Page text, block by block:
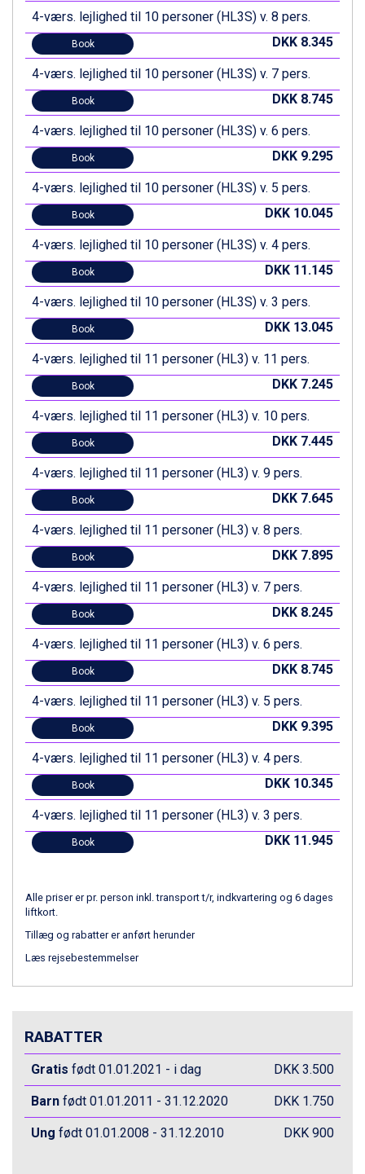
Fieberbrunn fra DKK 6.145
Wagrain fra DKK 4.645
Ischgl fra DKK 7.095
St. Anton fra DKK 7.245
Zell am See fra DKK 4.095
Canazei fra DKK 4.745
Livigno fra DKK 4.145
Ponte di Legno fra DKK 4.745
Bad Gastein fra DKK 4.195
Alleghe fra DKK 5.595
Arabba fra DKK 7.045
Sauze dOulx fra DKK 4.045
La Thuile fra DKK 4.595
Val Thorens fra DKK 5.395
Cervinia fra DKK 5.295
Passo Tonale fra DKK 3.795
Saalbach fra DKK 5.945
Sölden fra DKK 8.445
Bad Hofgastein fra DKK 5.495
Champoluc fra DKK 3.795
Sestriere fra DKK 4.395
Fieberbrunn fra DKK 6.145
Wagrain fra DKK 4.645
Ischgl fra DKK 7.095
St. Anton fra DKK 7.245
Zell am See fra DKK 4.095
Canazei fra DKK 4.745
Livigno fra DKK 4.145
Ponte di Legno fra DKK 4.745
Bad Gastein fra DKK 4.195
Alleghe fra DKK 5.595
Arabba fra DKK 7.045
Sauze dOulx fra DKK 4.045
La Thuile fra DKK 4.595
Val Thorens fra DKK 5.395
Cervinia fra DKK 5.295
Passo Tonale fra DKK 3.795
Saalbach fra DKK 5.945
Sölden fra DKK 8.445
Bad Hofgastein fra DKK 5.495
Champoluc fra DKK 3.795
Sestriere fra DKK 4.395
Fieberbrunn fra DKK 6.145
Wagrain fra DKK 4.645
Ischgl fra DKK 7.095
St. Anton fra DKK 7.245
Zell am See fra DKK 4.095
Canazei fra DKK 4.745
Bad Gastein fra DKK 4.195
Alleghe fra DKK 5.595
Arabba fra DKK 7.045
Sauze dOulx fra DKK 4.045
Val Thorens fra DKK 5.395
Passo Tonale fra DKK 3.795
Saalbach fra DKK 5.945
Sölden fra DKK 8.445
Bad Hofgastein fra DKK 5.495
Champoluc fra DKK 3.795
Sestriere fra DKK 4.395
Fieberbrunn fra DKK 6.145
4-værs. lejlighed til 10 personer (HL3S) v. 8 pers.
Book DKK 8.345
4-værs. lejlighed til 10 personer (HL3S) v. 7 pers.
Book DKK 8.745
4-værs. lejlighed til 10 personer (HL3S) v. 6 pers.
Book DKK 9.295
4-værs. lejlighed til 10 personer (HL3S) v. 5 pers.
Book DKK 10.045
4-værs. lejlighed til 10 personer (HL3S) v. 4 pers.
Book DKK 11.145
4-værs. lejlighed til 10 personer (HL3S) v. 3 pers.
Book DKK 13.045
4-værs. lejlighed til 11 personer (HL3) v. 11 pers.
Book DKK 7.245
4-værs. lejlighed til 11 personer (HL3) v. 10 pers.
Book DKK 7.445
4-værs. lejlighed til 11 personer (HL3) v. 9 pers.
Book DKK 7.645
4-værs. lejlighed til 11 personer (HL3) v. 8 pers.
Book DKK 7.895
4-værs. lejlighed til 11 personer (HL3) v. 7 pers.
Book DKK 8.245
4-værs. lejlighed til 11 personer (HL3) v. 6 pers.
Book DKK 8.745
4-værs. lejlighed til 11 personer (HL3) v. 5 pers.
Book DKK 9.395
4-værs. lejlighed til 11 personer (HL3) v. 4 pers.
Book DKK 10.345
4-værs. lejlighed til 11 personer (HL3) v. 3 pers.
Book DKK 11.945
Alle priser er pr. person inkl. transport t/r, indkvartering og 6 dages
liftkort.
Tillæg og rabatter er anført herunder
Læs rejsebestemmelser
RABATTER
Gratis født 01.01.2021 - i dag DKK 3.500
Barn født 01.01.2011 - 31.12.2020 DKK 1.750
Ung født 01.01.2008 - 31.12.2010 DKK 900